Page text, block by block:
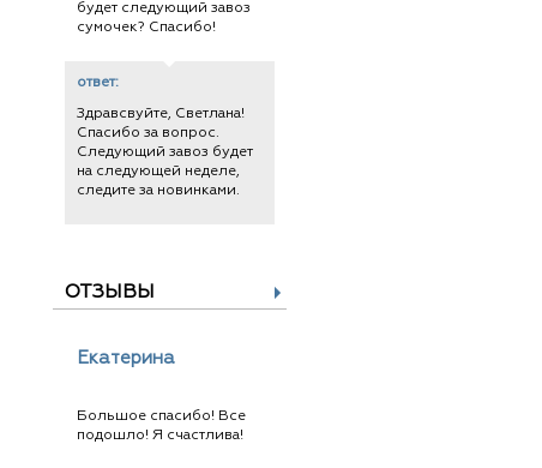
будет следующий завоз
сумочек? Спасибо!
ответ:
Здравсвуйте, Светлана!
Спасибо за вопрос.
Следующий завоз будет
на следующей неделе,
следите за новинками.
ОТЗЫВЫ
Екатерина
Большое спасибо! Все
подошло! Я счастлива!